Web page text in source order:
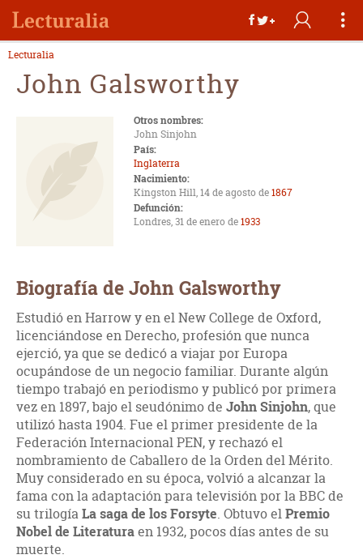
Lecturalia
John Galsworthy
Otros nombres:
John Sinjohn
País:
Inglaterra
Nacimiento:
Kingston Hill, 14 de agosto de1867
Defunción:
Londres, 31 de enero de1933
Biografía de John Galsworthy
Estudió en Harrow y en el New College de Oxford,
licenciándose en Derecho, profesión que nunca
ejerció, ya que se dedicó a viajar por Europa
ocupándose de un negocio familiar. Durante algún
tiempo trabajó en periodismo y publicó por primera
vez en 1897, bajo el seudónimo de John Sinjohn, que
utilizó hasta 1904. Fue el primer presidente de la
Federación Internacional PEN, y rechazó el
nombramiento de Caballero de la Orden del Mérito.
Muy considerado en su época, volvió a alcanzar la
fama con la adaptación para televisión por la BBC de
su trilogíaLa saga de los Forsyte. Obtuvo elPremio
Nobel de Literaturaen 1932, pocos días antes de su
muerte.